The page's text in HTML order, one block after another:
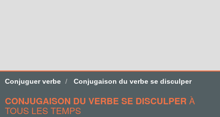
Conjuguer verbe Conjugaison du verbe se disculper
CONJUGAISON DU VERBE SE DISCULPER À
TOUS LES TEMPS